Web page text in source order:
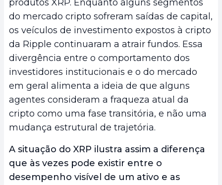
produtos XRP. Enquanto alguns segmentos
do mercado cripto sofreram saídas de capital,
os veículos de investimento expostos à cripto
da Ripple continuaram a atrair fundos. Essa
divergência entre o comportamento dos
investidores institucionais e o do mercado
em geral alimenta a ideia de que alguns
agentes consideram a fraqueza atual da
cripto como uma fase transitória, e não uma
mudança estrutural de trajetória.
A situação do XRP ilustra assim a diferença
que às vezes pode existir entre o
desempenho visível de um ativo e as